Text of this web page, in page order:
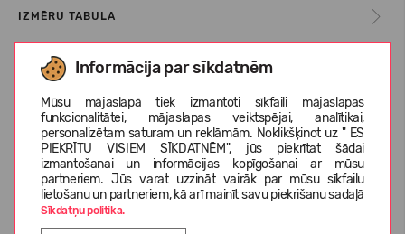
Informācija par sīkdatnēm
Mūsu mājaslapā tiek izmantoti sīkfaili mājaslapas
funkcionalitātei, mājaslapas veiktspējai, analītikai,
personalizētam saturam un reklāmām. Noklikšķinot uz " ES
PIEKRĪTU VISIEM SĪKDATNĒM", jūs piekrītat šādai
izmantošanai un informācijas kopīgošanai ar mūsu
partneriem. Jūs varat uzzināt vairāk par mūsu sīkfailu
lietošanu un partneriem, kā arī mainīt savu piekrišanu sadaļā
Sīkdatņu politika.
IZMĒRU TABULA
KOPŠANAS INSTRUKCIJAS
PAR CROCS™
KLIENTU ATSAUKSMES (0)